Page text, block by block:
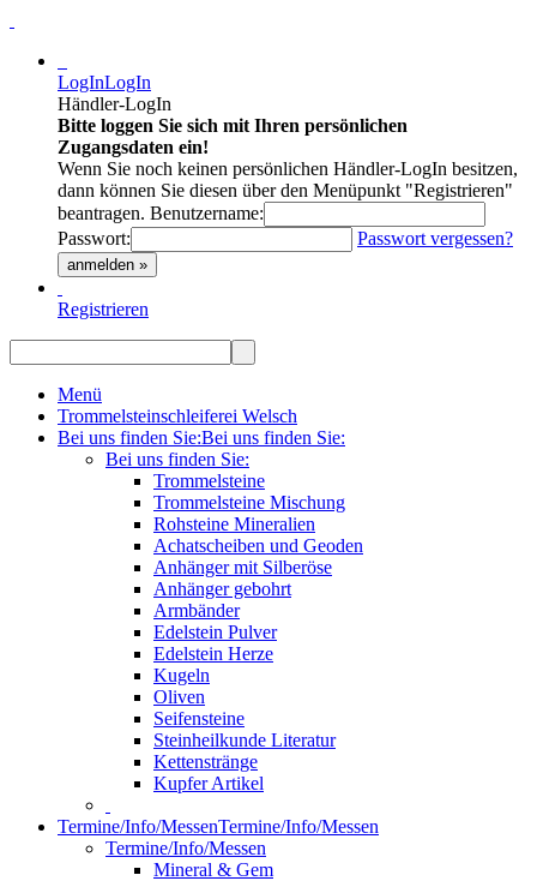
LogInLogIn
Händler-LogIn
Bitte loggen Sie sich mit Ihren persönlichen
Zugangsdaten ein!
Wenn Sie noch keinen persönlichen Händler-LogIn besitzen,
dann können Sie diesen über den Menüpunkt "Registrieren"
beantragen. Benutzername:
Passwort:
Passwort vergessen?
anmelden »
Registrieren
Menü
Trommelsteinschleiferei Welsch
Bei uns finden Sie:Bei uns finden Sie:
Bei uns finden Sie:
Trommelsteine
Trommelsteine Mischung
Rohsteine Mineralien
Achatscheiben und Geoden
Anhänger mit Silberöse
Anhänger gebohrt
Armbänder
Edelstein Pulver
Edelstein Herze
Kugeln
Oliven
Seifensteine
Steinheilkunde Literatur
Kettenstränge
Kupfer Artikel
Termine/Info/MessenTermine/Info/Messen
Termine/Info/Messen
Mineral & Gem